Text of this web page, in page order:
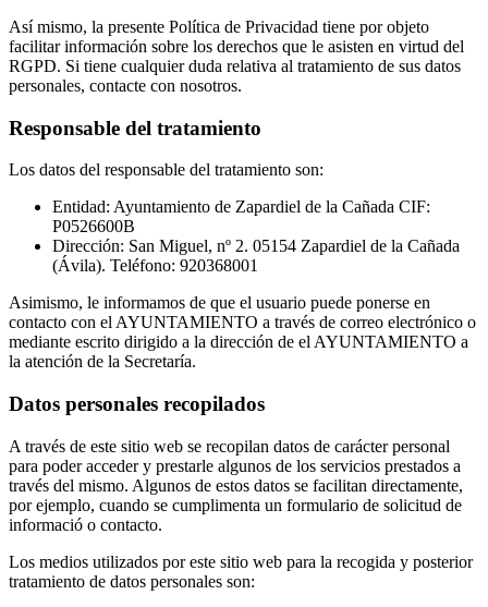
Así mismo, la presente Política de Privacidad tiene por objeto
facilitar información sobre los derechos que le asisten en virtud del
RGPD. Si tiene cualquier duda relativa al tratamiento de sus datos
personales, contacte con nosotros.
Responsable del tratamiento
Los datos del responsable del tratamiento son:
Entidad: Ayuntamiento de Zapardiel de la Cañada CIF:
P0526600B
Dirección: San Miguel, nº 2. 05154 Zapardiel de la Cañada
(Ávila). Teléfono: 920368001
Asimismo, le informamos de que el usuario puede ponerse en
contacto con el AYUNTAMIENTO a través de correo electrónico o
mediante escrito dirigido a la dirección de el AYUNTAMIENTO a
la atención de la Secretaría.
Datos personales recopilados
A través de este sitio web se recopilan datos de carácter personal
para poder acceder y prestarle algunos de los servicios prestados a
través del mismo. Algunos de estos datos se facilitan directamente,
por ejemplo, cuando se cumplimenta un formulario de solicitud de
informació o contacto.
Los medios utilizados por este sitio web para la recogida y posterior
tratamiento de datos personales son: